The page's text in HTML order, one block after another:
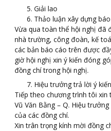
Giải lao
Thảo luận xây dựng
Vừa qua toàn thể hội nghị đã
nhà trường, công đoàn, kế
các bản báo cáo trên được
giờ hội nghị xin ý kiến đóng
đồng chí trong hội nghị.
Hiệu trưởng trả lời ý
Tiếp theo chương trình tôi
Vũ Văn Bằng – Q. Hiệu
của các đồng chí.
Xin trân trọng kính mời đồng